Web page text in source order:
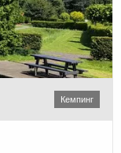
Кемпинг